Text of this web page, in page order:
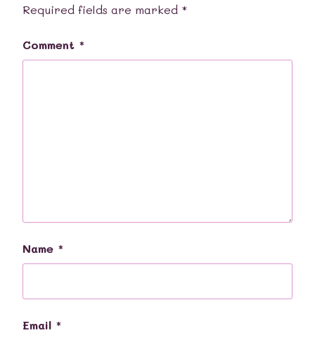
Required fields are marked *
Comment *
Name *
Email *